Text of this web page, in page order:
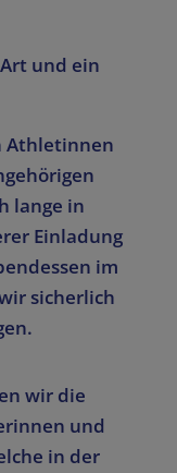
und ein
Athletinnen
lange in
Einladung
im
sicherlich
wir die
und
in der